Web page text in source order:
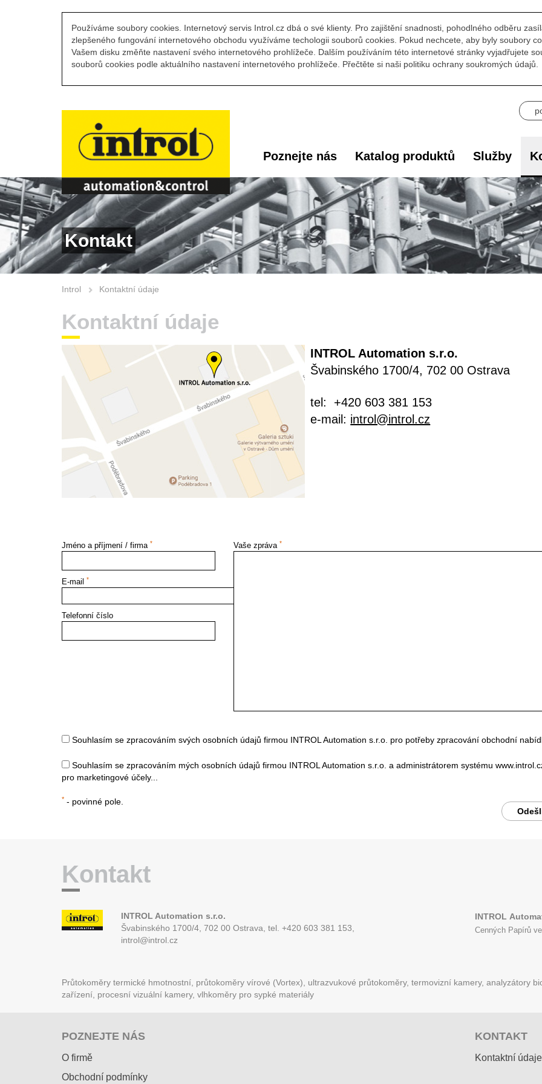
Používáme soubory cookies. Internetový servis Introl.cz dbá o své klienty. Pro zajištění snadnosti, pohodlného odběru
zlepšeného fungování internetového obchodu využíváme techologii souborů cookies. Pokud nechcete, aby byly soubory
Vašem disku změňte nastavení svého internetového prohlížeče. Dalším používáním této internetové stránky vyjadřujete
souborů cookies podle aktuálního nastavení internetového prohlížeče. Přečtěte si naši politiku ochrany soukromých údajů.
Poznejte nás Katalog produktů Služby
Kontakt
Introl Kontaktní údaje
Kontaktní údaje
INTROL Automation s.r.o.
Švabinského 1700/4, 702 00 Ostrava
tel: +420 603 381 153
e-mail: introl@introl.cz
Jméno a příjmení / firma *
E-mail *
Telefonní číslo
Vaše zpráva*
Souhlasím se zpracováním svých osobních údajů firmou INTROL Automation s.r.o. pro potřeby zpracování obchodní
Souhlasím se zpracováním mých osobních údajů firmou INTROL Automation s.r.o. a administrátorem systému
pro marketingové účely...
* - povinné pole.
Kontakt
INTROL Automation s.r.o.
Švabinského 1700/4, 702 00 Ostrava, tel. +420 603 381 153,
introl@introl.cz
INTROL
Cenných Papírů
Průtokoměry termické hmotnostní, průtokoměry vírové (Vortex), ultrazvukové průtokoměry, termovizní kamery, analyzátory
zařízení, procesní vizuální kamery, vlhkoměry pro sypké materiály
POZNEJTE NÁS
O firmě
Obchodní podmínky
KONTAKT
Kontaktní údaje